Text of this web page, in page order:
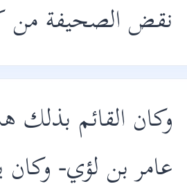
نقض الصحيفة من
وكان القائم
عامر بن لؤي-